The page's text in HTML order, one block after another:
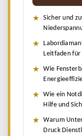
Sicher und
Leitfaden für
Wie
Wie ein
Hilfe und
Warum
Druck